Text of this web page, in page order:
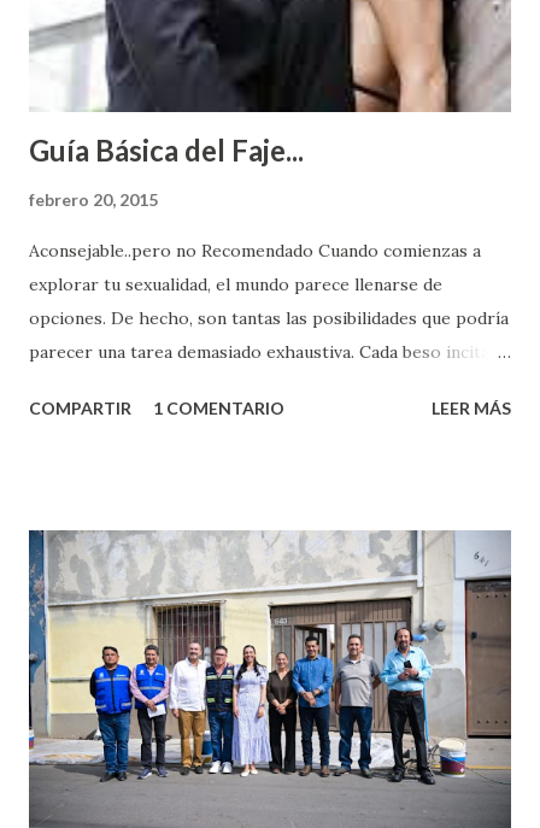
Guía Básica del Faje...
febrero 20, 2015
Aconsejable..pero no Recomendado Cuando comienzas a
explorar tu sexualidad, el mundo parece llenarse de
opciones. De hecho, son tantas las posibilidades que podría
parecer una tarea demasiado exhaustiva. Cada beso incita
partes de ti que jamás hubieras imaginado. El problema es
conoces ni la mitad de lo que deberías saber. Pero incluso
quienes ya han tenido relaciones sexuales no son expertos
o expertas en el tema. Siempre hay algo nuevo que
aprender y nuevas experiencias que conocer. Si eres una
chica y aún no has tenido relaciones sexuales, tal vez
pienses que el sexo será increíble y no puedas esperar para
experimentarlo, pero como cualquier persona con
experiencia te dirá, siempre es mejor cuando ambas partes
COMPARTIR 1 COMENTARIO LEER MÁS